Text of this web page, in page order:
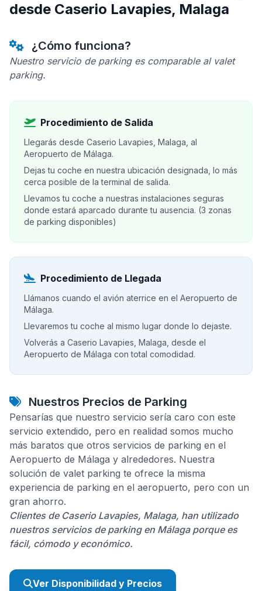
desde Caserio Lavapies, Malaga
¿Cómo funciona?
Nuestro servicio de parking es comparable al valet
parking.
Procedimiento de Salida
Llegarás desde Caserio Lavapies, Malaga, al
Aeropuerto de Málaga.
Dejas tu coche en nuestra ubicación designada, lo más
cerca posible de la terminal de salida.
Llevamos tu coche a nuestras instalaciones seguras
donde estará aparcado durante tu ausencia. (3 zonas
de parking disponibles)
Procedimiento de Llegada
Llámanos cuando el avión aterrice en el Aeropuerto de
Málaga.
Llevaremos tu coche al mismo lugar donde lo dejaste.
Volverás a Caserio Lavapies, Malaga, desde el
Aeropuerto de Málaga con total comodidad.
Nuestros Precios de Parking
Pensarías que nuestro servicio sería caro con este
servicio extendido, pero en realidad somos mucho
más baratos que otros servicios de parking en el
Aeropuerto de Málaga y alrededores. Nuestra
solución de valet parking te ofrece la misma
experiencia de parking en el aeropuerto, pero con un
gran ahorro.
Clientes de Caserio Lavapies, Malaga, han utilizado
nuestros servicios de parking en Málaga porque es
fácil, cómodo y económico.
Ver Disponibilidad y Precios